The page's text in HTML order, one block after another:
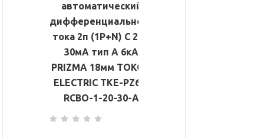
автоматический
дифференциального
тока 2п (1P+N) C 20А
30мА тип A 6кА
PRIZMA 18мм TOKOV
ELECTRIC TKE-PZ60-
RCBO-1-20-30-A